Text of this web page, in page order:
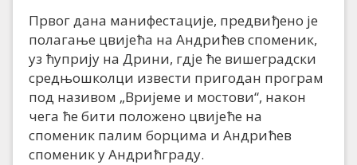
Првог дана манифестације, предвиђено је
полагање цвијећа на Андрићев споменик,
уз ћуприју на Дрини, гдје ће вишеградски
средњошколци извести пригодан програм
под називом „Вријеме и мостови“, након
чега ће бити положено цвијеће на
споменик палим борцима и Андрићев
споменик у Андрићграду.